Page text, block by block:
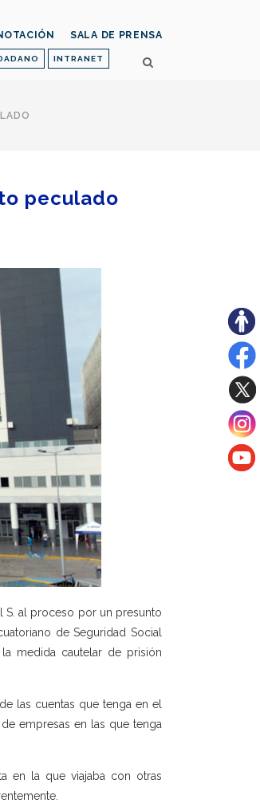
INTRANET
SALA DE PRENSA
peculado
S. al proceso por un presunto
de Seguridad Social
medida cautelar de prisión
las cuentas que tenga en el
empresas en las que tenga
en la que viajaba con otras